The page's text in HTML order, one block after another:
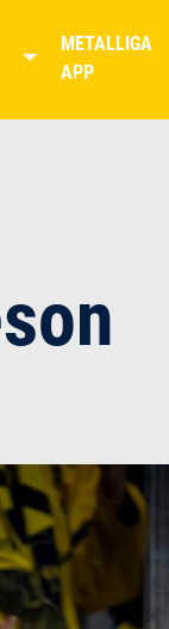
METALLIGA
APP